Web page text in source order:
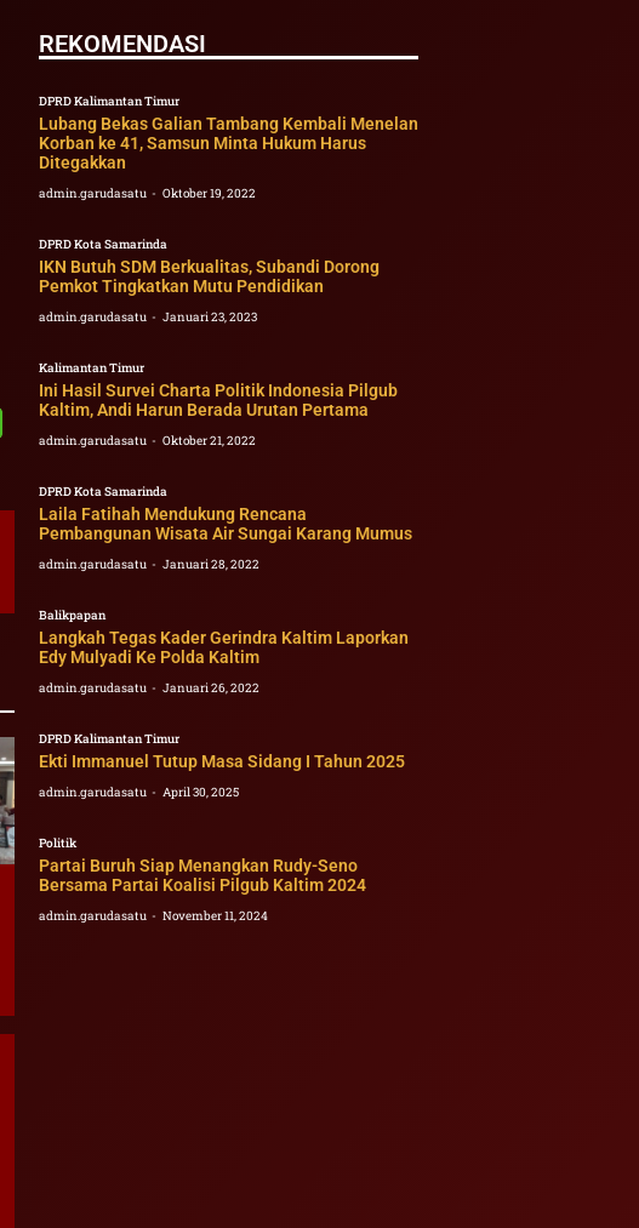
REKOMENDASI
DPRD Kalimantan Timur
Lubang Bekas Galian Tambang Kembali Menelan
Korban ke 41, Samsun Minta Hukum Harus
Ditegakkan
admin.garudasatu Oktober 19, 2022
DPRD Kota Samarinda
IKN Butuh SDM Berkualitas, Subandi Dorong
Pemkot Tingkatkan Mutu Pendidikan
admin.garudasatu Januari 23, 2023
Kalimantan Timur
Ini Hasil Survei Charta Politik Indonesia Pilgub
Kaltim, Andi Harun Berada Urutan Pertama
admin.garudasatu Oktober 21, 2022
DPRD Kota Samarinda
Laila Fatihah Mendukung Rencana
Pembangunan Wisata Air Sungai Karang Mumus
admin.garudasatu Januari 28, 2022
Balikpapan
Langkah Tegas Kader Gerindra Kaltim Laporkan
Edy Mulyadi Ke Polda Kaltim
admin.garudasatu Januari 26, 2022
DPRD Kalimantan Timur
Ekti Immanuel Tutup Masa Sidang I Tahun 2025
admin.garudasatu April 30, 2025
Politik
Partai Buruh Siap Menangkan Rudy-Seno
Bersama Partai Koalisi Pilgub Kaltim 2024
admin.garudasatu November 11, 2024